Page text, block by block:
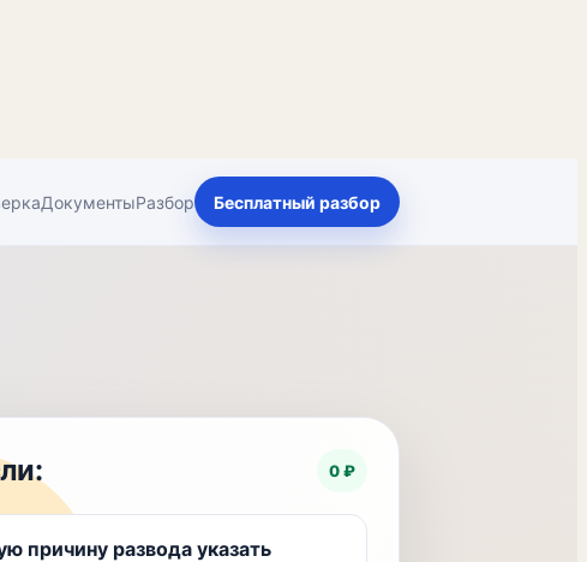
ДокументыРазбор Бесплатный разбор
0 ₽
причину развода указать